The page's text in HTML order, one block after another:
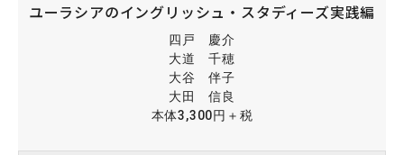
ユーラシアのイングリッシュ・スタディーズ実践編
四戸 慶介
大道 千穂
大谷 伴子
大田 信良
本体3,300円＋税